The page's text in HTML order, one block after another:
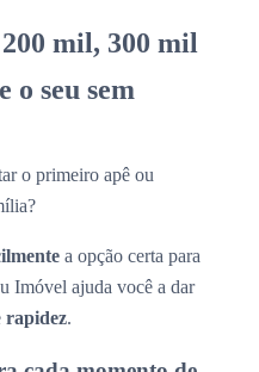
mil, 300 mil
o seu sem
o primeiro apê ou
a opção certa para
Imóvel ajuda você a dar
rapidez.